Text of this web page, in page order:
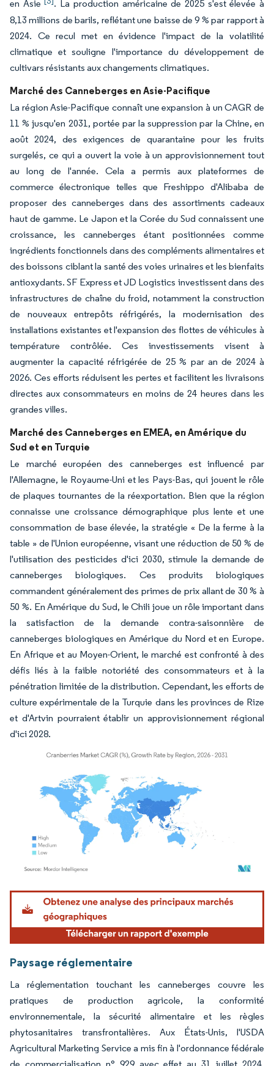
en Asie
. La production américaine de 2025 s'est élevée à
8,13 millions de barils, reflétant une baisse de 9 % par rapport à
2024. Ce recul met en évidence l'impact de la volatilité
climatique et souligne l'importance du développement de
cultivars résistants aux changements climatiques.
Marché des Canneberges en Asie-Pacifique
La région Asie-Pacifique connaît une expansion à un CAGR de
11 % jusqu'en 2031, portée par la suppression par la Chine, en
août 2024, des exigences de quarantaine pour les fruits
surgelés, ce qui a ouvert la voie à un approvisionnement tout
au long de l'année. Cela a permis aux plateformes de
commerce électronique telles que Freshippo d'Alibaba de
proposer des canneberges dans des assortiments cadeaux
haut de gamme. Le Japon et la Corée du Sud connaissent une
croissance, les canneberges étant positionnées comme
ingrédients fonctionnels dans des compléments alimentaires et
des boissons ciblant la santé des voies urinaires et les bienfaits
antioxydants. SF Express et JD Logistics investissent dans des
infrastructures de chaîne du froid, notamment la construction
de nouveaux entrepôts réfrigérés, la modernisation des
installations existantes et l'expansion des flottes de véhicules à
température contrôlée. Ces investissements visent à
augmenter la capacité réfrigérée de 25 % par an de 2024 à
2026. Ces efforts réduisent les pertes et facilitent les livraisons
directes aux consommateurs en moins de 24 heures dans les
grandes villes.
Marché des Canneberges en EMEA, en Amérique du
Sud et en Turquie
Le marché européen des canneberges est influencé par
l'Allemagne, le Royaume-Uni et les Pays-Bas, qui jouent le rôle
de plaques tournantes de la réexportation. Bien que la région
connaisse une croissance démographique plus lente et une
consommation de base élevée, la stratégie « De la ferme à la
table » de l'Union européenne, visant une réduction de 50 % de
l'utilisation des pesticides d'ici 2030, stimule la demande de
canneberges biologiques. Ces produits biologiques
commandent généralement des primes de prix allant de 30 % à
50 %. En Amérique du Sud, le Chili joue un rôle important dans
la satisfaction de la demande contra-saisonnière de
canneberges biologiques en Amérique du Nord et en Europe.
En Afrique et au Moyen-Orient, le marché est confronté à des
défis liés à la faible notoriété des consommateurs et à la
pénétration limitée de la distribution. Cependant, les efforts de
culture expérimentale de la Turquie dans les provinces de Rize
et d'Artvin pourraient établir un approvisionnement régional
d'ici 2028.
Image © Mordor Intelligence. La réutilisation nécessite une attribution sous CC BY
Paysage réglementaire
La réglementation touchant les canneberges couvre les
pratiques de production agricole, la conformité
environnementale, la sécurité alimentaire et les règles
phytosanitaires transfrontalières. Aux États-Unis, l'USDA
Agricultural Marketing Service a mis fin à l'ordonnance fédérale